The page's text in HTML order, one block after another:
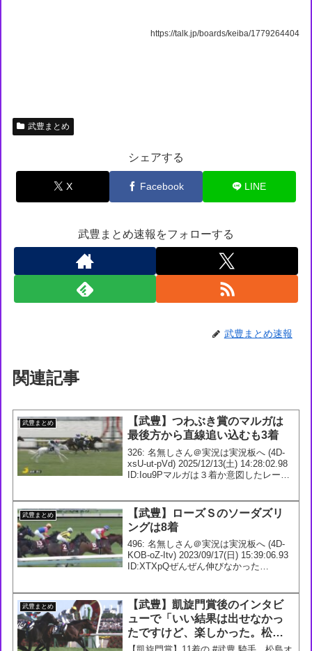
https://talk.jp/boards/keiba/1779264404
武豊まとめ
シェアする
X Facebook LINE
武豊まとめ速報をフォローする
武豊まとめ速報
関連記事
武豊まとめ
【武豊】つわぶき賞のマルガは
最後方から直線追い込むも3着
326: 名無しさん＠実況は実況板へ (4D-
xsU-ut-pVd) 2025/12/13(土) 14:28:02.98
ID:Iou9Pマルガは３着か意図したレース
武豊まとめ
【武豊】ローズＳのソーダズリ
ングは8着
496: 名無しさん＠実況は実況板へ (4D-
KOB-oZ-Itv) 2023/09/17(日) 15:39:06.93
ID:XTXpQぜんぜん伸びなかった
名無...
武豊まとめ
【武豊】凱旋門賞後のインタビ
ューで「いい結果は出せなかっ
たですけど、楽しかった。松島
オーナーからは『また来年頑張